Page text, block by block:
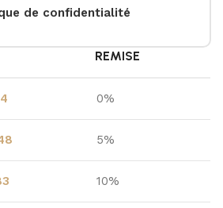
de confidentialité
REMISE
0%
5%
10%